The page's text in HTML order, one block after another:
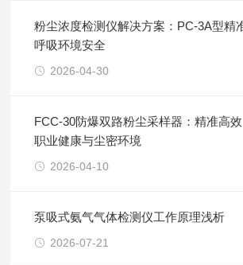
粉尘浓度检测仪解决方案：PC-3A型精
呼吸环境安全
2026-04-30
FCC-30防爆双路粉尘采样器：精准高
职业健康与尘密环境
2026-04-10
泵吸式氨气气体检测仪工作原理浅析
2026-07-21